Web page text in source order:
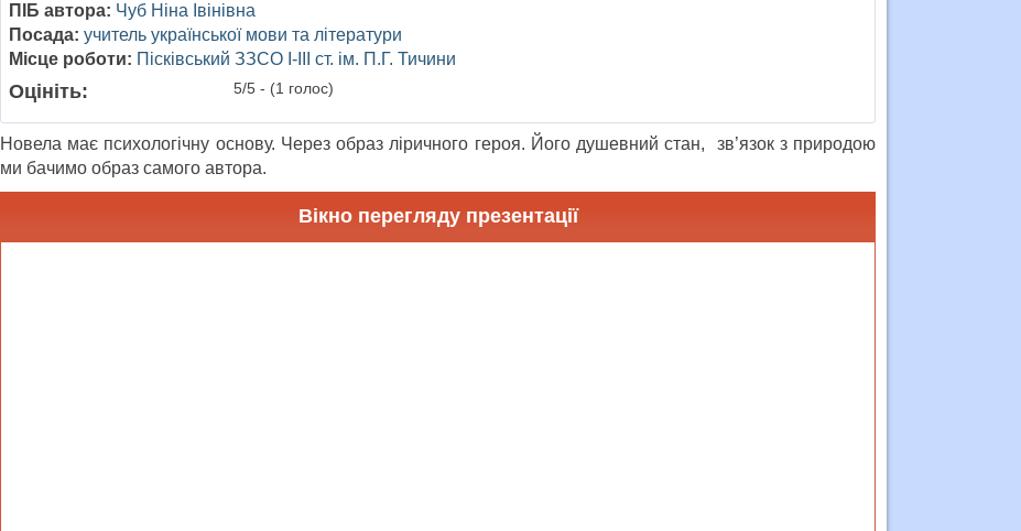
ПІБ автора: Чуб Ніна Івінівна
Посада: учитель української мови та літератури
Місце роботи: Пісківський ЗЗСО І-ІІІ ст. ім. П.Г. Тичини
Оцініть: 5/5 - (1 голос)
Новела має психологічну основу. Через образ ліричного героя. Його душевний стан, зв’язок з природою
ми бачимо образ самого автора.
Вікно перегляду презентації